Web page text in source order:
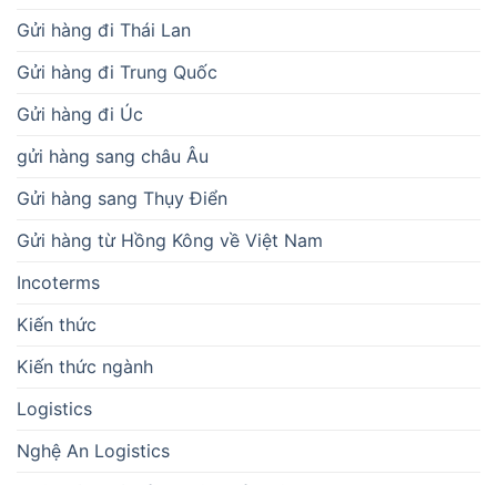
Gửi hàng đi Thái Lan
Gửi hàng đi Trung Quốc
Gửi hàng đi Úc
gửi hàng sang châu Âu
Gửi hàng sang Thụy Điển
Gửi hàng từ Hồng Kông về Việt Nam
Incoterms
Kiến thức
Kiến thức ngành
Logistics
Nghệ An Logistics